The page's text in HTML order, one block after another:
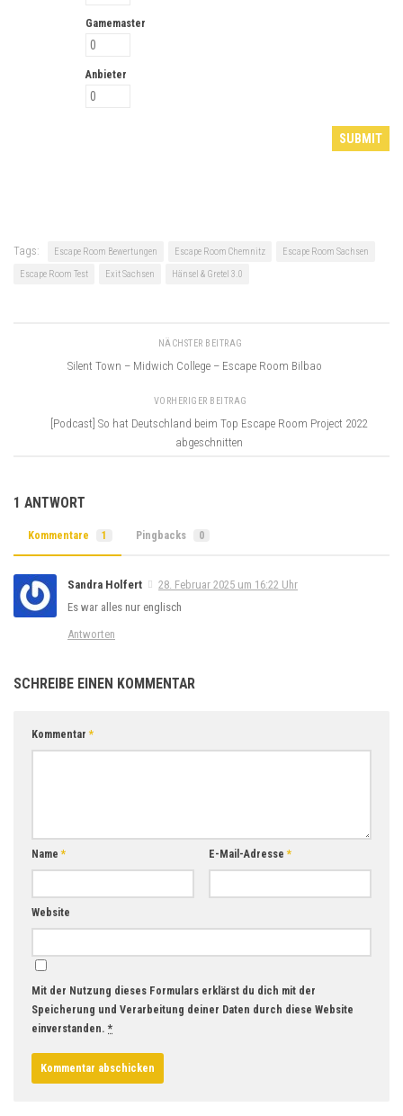
Gamemaster
Anbieter
Tags: Escape Room Bewertungen Escape Room Chemnitz
Escape Room Sachsen
Escape Room Test
Exit Sachsen Hänsel & Gretel 3.0
NÄCHSTER BEITRAG
Silent Town – Midwich College – Escape Room Bilbao
VORHERIGER BEITRAG
[Podcast] So hat Deutschland beim Top Escape Room Project 2022
abgeschnitten
1 ANTWORT
Kommentare 1 Pingbacks 0
Sandra Holfert
28. Februar 2025 um 16:22 Uhr
Es war alles nur englisch
Antworten
SCHREIBE EINEN KOMMENTAR
Kommentar*
Name* E-Mail-Adresse*
Website
Mit der Nutzung dieses Formulars erklärst du dich mit der
Speicherung und Verarbeitung deiner Daten durch diese Website
einverstanden. *